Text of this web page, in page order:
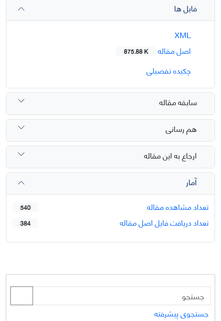
فایل ها
اصل مقاله
875.88 K
چکیده تفصیلی
سابقه مقاله
هم رسانی
ارجاع به این مقاله
آمار
تعداد مشاهده مقاله
540
تعداد دریافت فایل اصل مقاله 384
جستجوی پیشرفته